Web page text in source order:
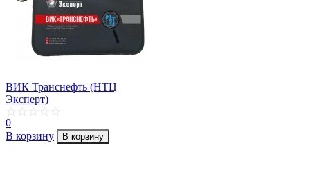
ВИК Транснефть (НТЦ
Эксперт)
0
В корзину
В корзину